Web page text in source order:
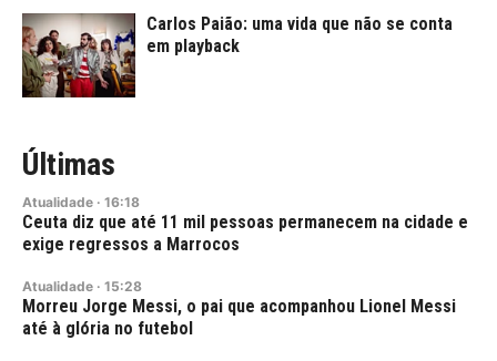
Carlos Paião: uma vida que não se conta
em playback
Últimas
Atualidade · 16:18
Ceuta diz que até 11 mil pessoas permanecem na cidade e
exige regressos a Marrocos
Atualidade · 15:28
Morreu Jorge Messi, o pai que acompanhou Lionel Messi
até à glória no futebol